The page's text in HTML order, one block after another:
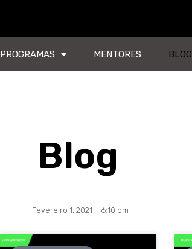
PROGRAMAS MENTORES BLOG
Blog
Fevereiro 1, 2021 , 6:10 pm